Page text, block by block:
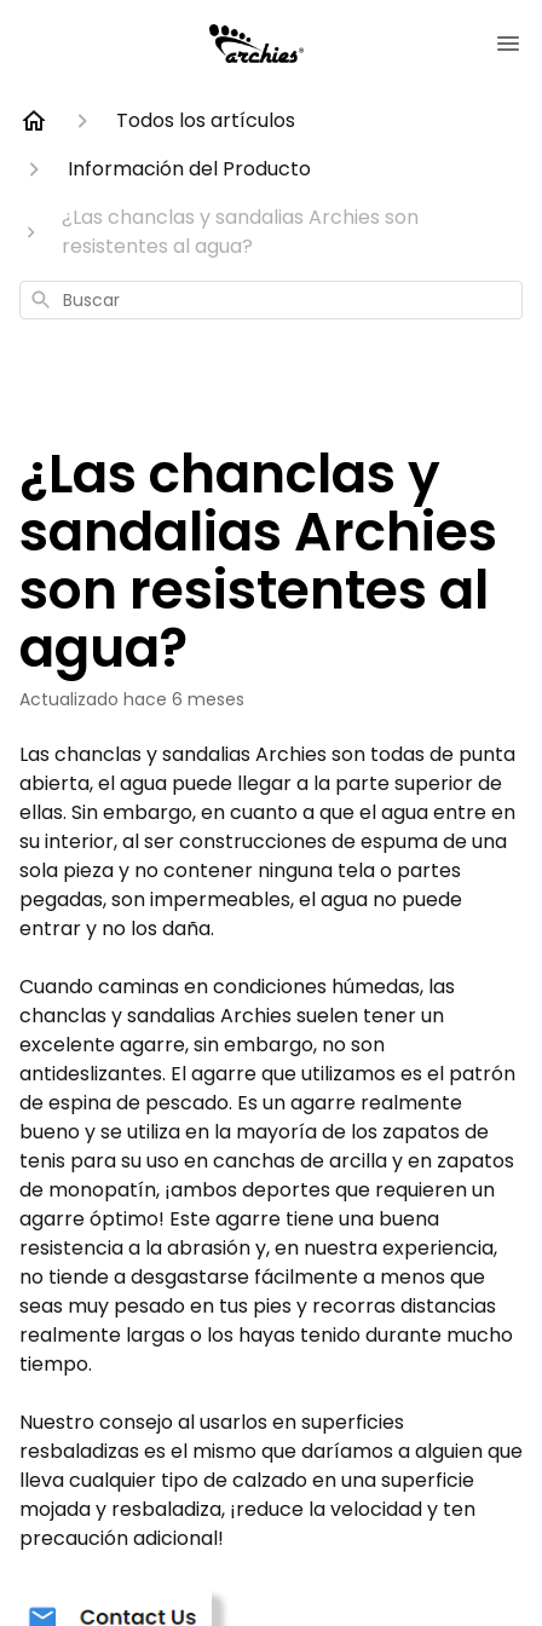
Todos los artículos
Información del Producto
¿Las chanclas y sandalias Archies son
resistentes al agua?
Buscar
¿Las chanclas y
sandalias Archies
son resistentes al
agua?
Actualizado hace 6 meses
Las chanclas y sandalias Archies son todas de punta
abierta, el agua puede llegar a la parte superior de
ellas. Sin embargo, en cuanto a que el agua entre en
su interior, al ser construcciones de espuma de una
sola pieza y no contener ninguna tela o partes
pegadas, son impermeables, el agua no puede
entrar y no los daña.
Cuando caminas en condiciones húmedas, las
chanclas y sandalias Archies suelen tener un
excelente agarre, sin embargo, no son
antideslizantes. El agarre que utilizamos es el patrón
de espina de pescado. Es un agarre realmente
bueno y se utiliza en la mayoría de los zapatos de
tenis para su uso en canchas de arcilla y en zapatos
de monopatín, ¡ambos deportes que requieren un
agarre óptimo! Este agarre tiene una buena
resistencia a la abrasión y, en nuestra experiencia,
no tiende a desgastarse fácilmente a menos que
seas muy pesado en tus pies y recorras distancias
realmente largas o los hayas tenido durante mucho
tiempo.
Nuestro consejo al usarlos en superficies
resbaladizas es el mismo que daríamos a alguien que
lleva cualquier tipo de calzado en una superficie
mojada y resbaladiza, ¡reduce la velocidad y ten
precaución adicional!